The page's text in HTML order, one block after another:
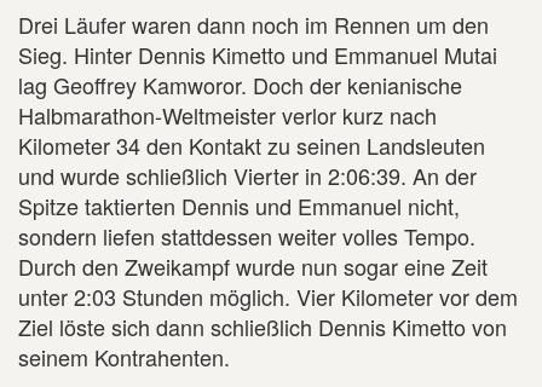
Drei Läufer waren dann noch im Rennen um den
Sieg. Hinter Dennis Kimetto und Emmanuel Mutai
lag Geoffrey Kamworor. Doch der kenianische
Halbmarathon-Weltmeister verlor kurz nach
Kilometer 34 den Kontakt zu seinen Landsleuten
und wurde schließlich Vierter in 2:06:39. An der
Spitze taktierten Dennis und Emmanuel nicht,
sondern liefen stattdessen weiter volles Tempo.
Durch den Zweikampf wurde nun sogar eine Zeit
unter 2:03 Stunden möglich. Vier Kilometer vor dem
Ziel löste sich dann schließlich Dennis Kimetto von
seinem Kontrahenten.